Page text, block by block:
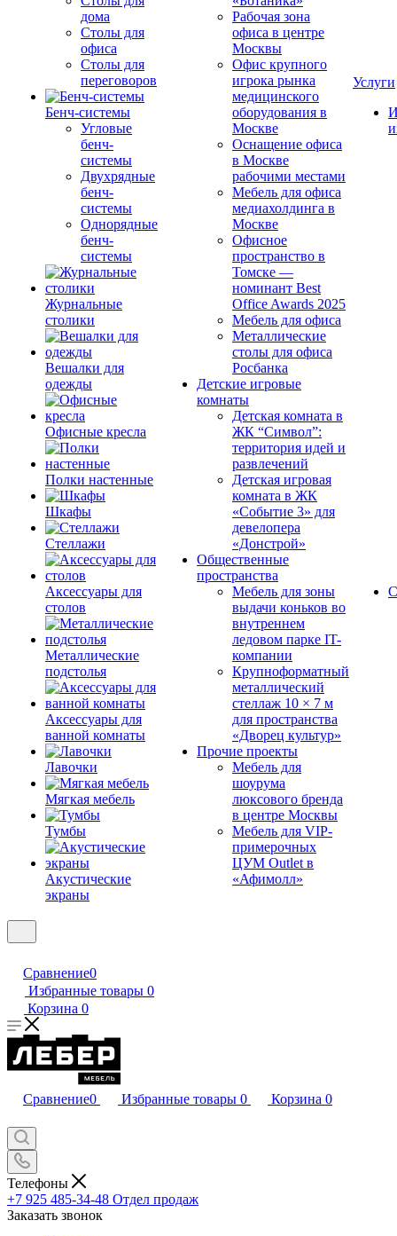
дома
Столы для
офиса
Столы для
переговоров
Бенч-системы
Угловые
бенч-
системы
Двухрядные
бенч-
системы
Однорядные
бенч-
системы
Журнальные
столики
Вешалки для
одежды
Офисные кресла
Полки настенные
Шкафы
Стеллажи
Аксессуары для
столов
Металлические
подстолья
Аксессуары для
ванной комнаты
Лавочки
Мягкая мебель
Тумбы
Акустические
экраны
Рабочая зона
офиса в центре
Москвы
Офис крупного
игрока рынка
медицинского
оборудования в
Москве
Оснащение офиса
в Москве
рабочими местами
Мебель для офиса
медиахолдинга в
Москве
Офисное
пространство в
Томске —
номинант Best
Office Awards 2025
Мебель для офиса
Металлические
столы для офиса
Росбанка
Детские игровые
комнаты
Детская комната в
ЖК “Символ”:
территория идей и
развлечений
Детская игровая
комната в ЖК
«Событие 3» для
девелопера
«Донстрой»
Общественные
пространства
Мебель для зоны
выдачи коньков во
внутреннем
ледовом парке IT-
компании
Крупноформатный
металлический
стеллаж 10 × 7 м
для пространства
«Дворец культур»
Прочие проекты
Мебель для
шоурума
люксового бренда
в центре Москвы
Мебель для VIP-
примерочных
ЦУМ Outlet в
«Афимолл»
Услуги
Сравнение0
Избранные товары 0
Корзина 0
Сравнение0 Избранные товары 0 Корзина 0
Телефоны
+7 925 485-34-48 Отдел продаж
Заказать звонок